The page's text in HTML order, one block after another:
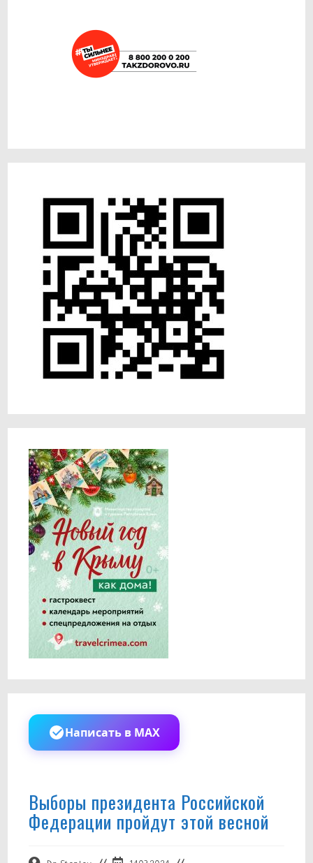
Написать в MAX
Выборы президента Российской
Федерации пройдут этой весной